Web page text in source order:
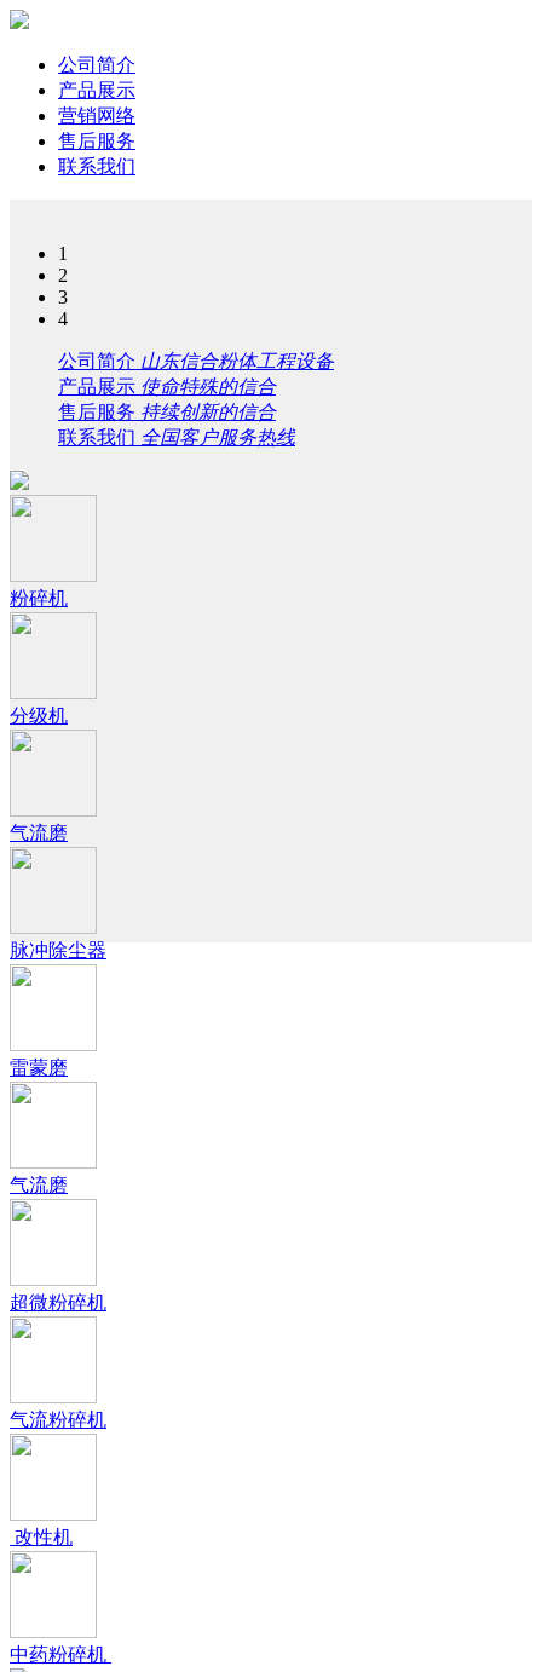
公司简介
产品展示
营销网络
售后服务
联系我们
1
2
3
4
公司简介 山东信合粉体工程设备
产品展示 使命特殊的信合
售后服务 持续创新的信合
联系我们 全国客户服务热线
粉碎机
分级机
气流磨
脉冲除尘器
雷蒙磨
气流磨
超微粉碎机
气流粉碎机
改性机
中药粉碎机